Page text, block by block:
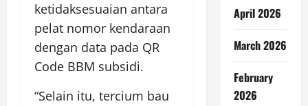
ketidaksesuaian antara
pelat nomor kendaraan
dengan data pada QR
Code BBM subsidi.
“Selain itu, tercium bau
April 2026
March 2026
February
2026